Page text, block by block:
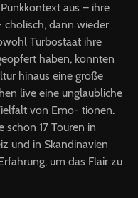
aus – ihre
dann wieder
Turbostaat ihre
haben, konnten
hinaus eine große
live eine unglaubliche
von Emo- tionen.
schon 17 Touren in
und in Skandinavien
um das Flair zu